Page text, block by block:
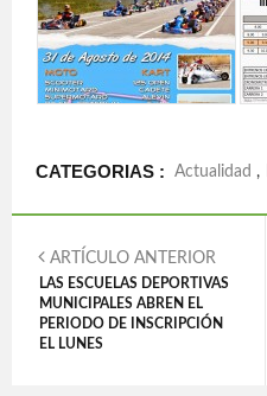
CATEGORIAS : Actualidad ,
ARTÍCULO ANTERIOR
LAS ESCUELAS DEPORTIVAS
MUNICIPALES ABREN EL
PERIODO DE INSCRIPCIÓN
EL LUNES